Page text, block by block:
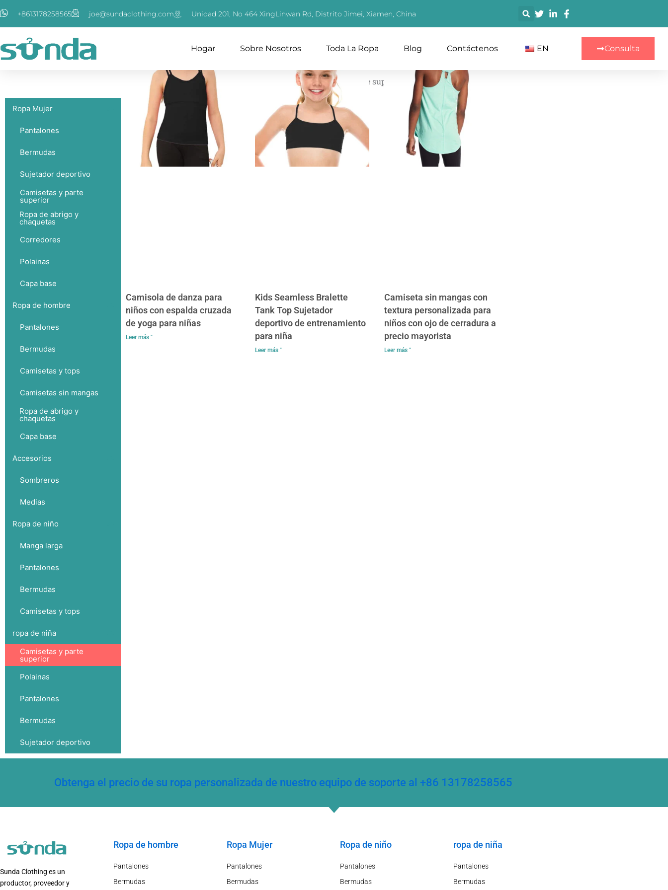
al
+8613178258565 joe@sundaclothing.com Unidad 201, No 464 XingLinwan Rd, Distrito Jimei, Xiamen, China 搜
索
Hogar Sobre Nosotros Toda La Ropa Blog Contáctenos EN Consulta
Categoría:Camisetas y parte superior
Ropa Mujer
Pantalones
Bermudas
Sujetador deportivo
Camisetas y parte
superior
Ropa de abrigo y
chaquetas
Corredores
Polainas
Capa base
Ropa de hombre
Pantalones
Bermudas
Camisetas y tops
Camisetas sin mangas
Ropa de abrigo y
chaquetas
Capa base
Accesorios
Sombreros
Medias
Ropa de niño
Manga larga
Pantalones
Bermudas
Camisetas y tops
ropa de niña
Camisetas y parte
superior
Polainas
Pantalones
Bermudas
Sujetador deportivo
Camisola de danza para
niños con espalda cruzada
de yoga para niñas
Leer más "
Kids Seamless Bralette
Tank Top Sujetador
deportivo de entrenamiento
para niña
Leer más "
Camiseta sin mangas con
textura personalizada para
niños con ojo de cerradura a
precio mayorista
Leer más "
Obtenga el precio de su ropa personalizada de nuestro equipo de soporte al +86 13178258565
Sunda Clothing es un
productor, proveedor y
Ropa de hombre
Pantalones
Bermudas
Ropa Mujer
Pantalones
Bermudas
Ropa de niño
Pantalones
Bermudas
ropa de niña
Pantalones
Bermudas